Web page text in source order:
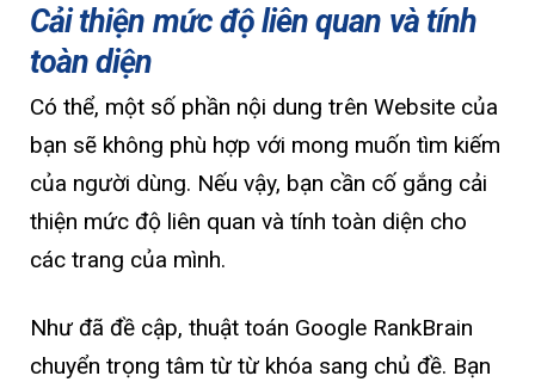
Cải thiện mức độ liên quan và tính
toàn diện
Có thể, một số phần nội dung trên Website của
bạn sẽ không phù hợp với mong muốn tìm kiếm
của người dùng. Nếu vậy, bạn cần cố gắng cải
thiện mức độ liên quan và tính toàn diện cho
các trang của mình.
Như đã đề cập, thuật toán Google RankBrain
chuyển trọng tâm từ từ khóa sang chủ đề. Bạn